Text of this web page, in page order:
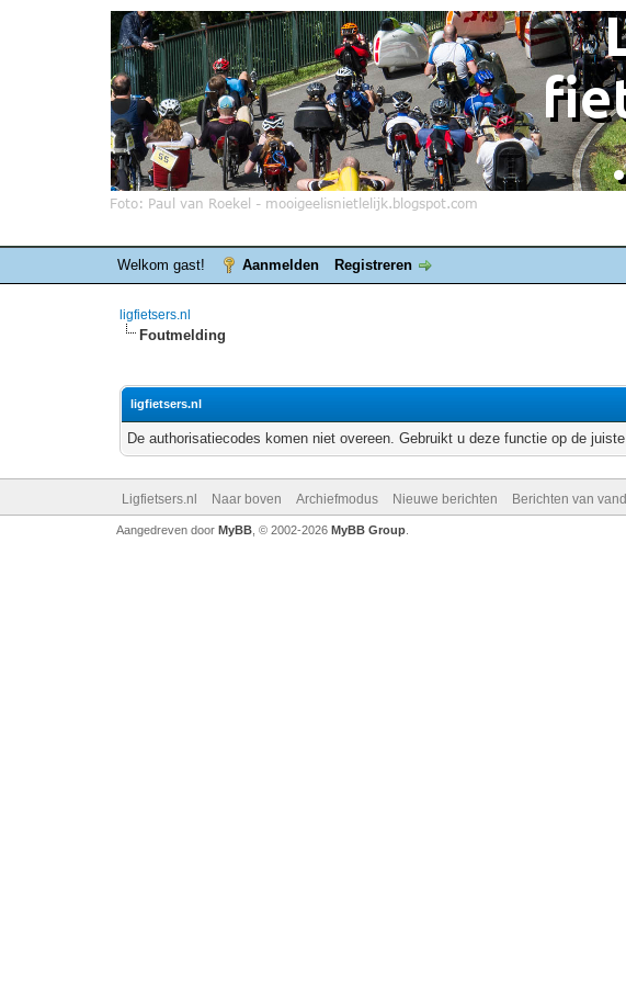
Welkom gast! Aanmelden Registreren
ligfietsers.nl
Foutmelding
ligfietsers.nl
De authorisatiecodes komen niet overeen. Gebruikt u deze functie op de
Ligfietsers.nl Naar boven Archiefmodus Nieuwe berichten Berichten van
Aangedreven door MyBB, © 2002-2026 MyBB Group.